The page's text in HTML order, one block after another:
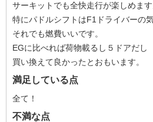
サーキットでも全快走行が楽しめます
特にパドルシフトはF1ドライバーの
それでも燃費いいです。
EGに比べれば荷物載るし５ドアだし
買い換えて良かったとおもいます。
満足している点
全て！
不満な点